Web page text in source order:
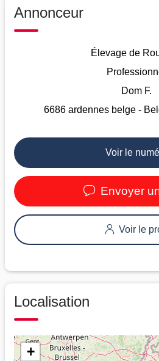
Annonceur
Élevage de
Dom F.
6686 ardennes belge -
Voir le
Envoyer
Voir le
Localisation
+